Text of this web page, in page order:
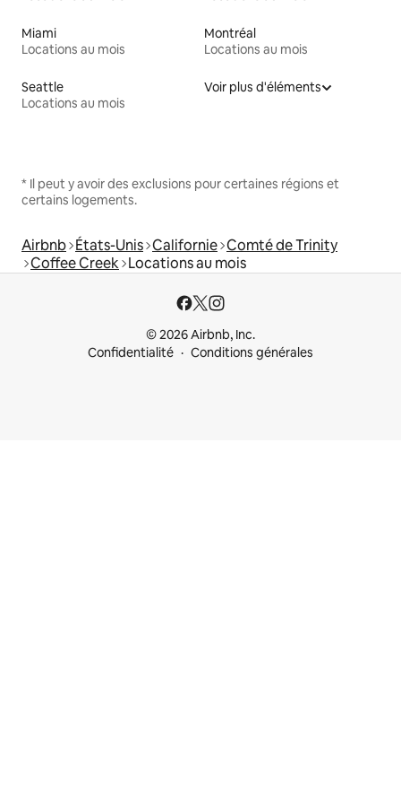
Miami
Locations au mois
Montréal
Locations au mois
Seattle
Locations au mois
Voir plus d'éléments
* Il peut y avoir des exclusions pour certaines régions et
certains logements.
Airbnb États-Unis Californie Comté de Trinity
Coffee Creek Locations au mois
© 2026 Airbnb, Inc.
Confidentialité
Conditions générales